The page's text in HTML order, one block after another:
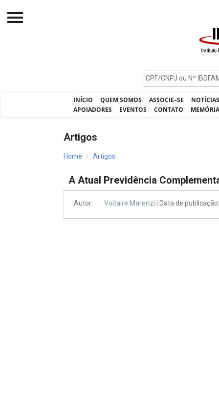
INÍCIO QUEM SOMOS ASSOCIE–SE
APOIADORES
EVENTOS CONTATO
Processos - IBDFAM
Artigos
Home Artigos
A Atual Previdência
Autor: Voltaire Marenzi | Data de